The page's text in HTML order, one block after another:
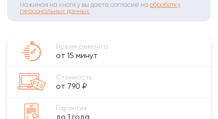
Нажимая на кнопку вы даете согласие на обработку
персональных данных
Время ремонта
от 15 минут
Стоимость
от 790 ₽
Гарантия
до 1 года